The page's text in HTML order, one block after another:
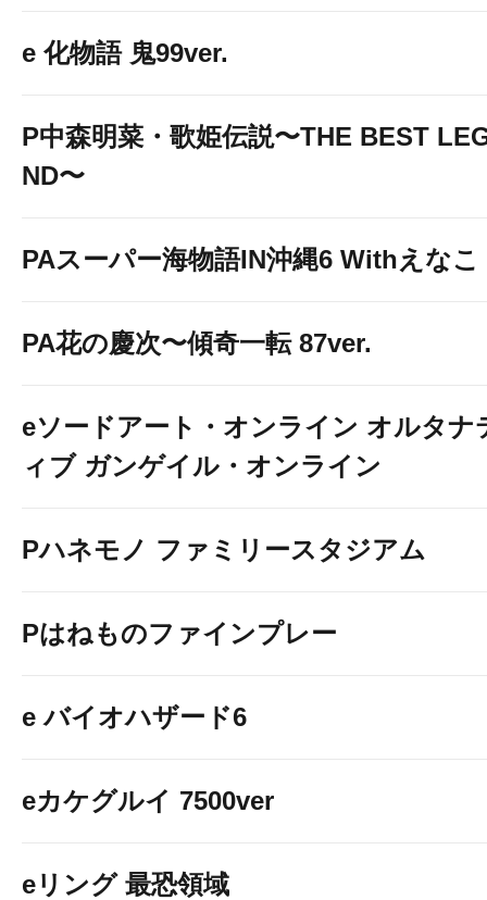
e 化物語 鬼99ver.
P中森明菜・歌姫伝説〜THE BEST
ND〜
PAスーパー海物語IN沖縄6 Withえなこ
PA花の慶次〜傾奇一転 87ver.
eソードアート・オンライン オルタナ
ィブ ガンゲイル・オンライン
Pハネモノ ファミリースタジアム
Pはねものファインプレー
e バイオハザード6
eカケグルイ 7500ver
eリング 最恐領域